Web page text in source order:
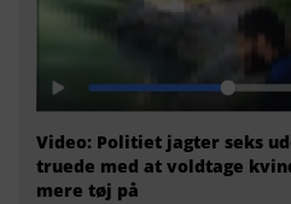
Video: Politiet jagter seks
truede med at voldtage
mere tøj på